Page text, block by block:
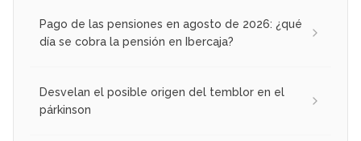
Pago de las pensiones en agosto de 2026: ¿qué
día se cobra la pensión en Ibercaja?
Desvelan el posible origen del temblor en el
párkinson